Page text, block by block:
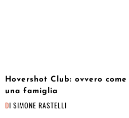
Hovershot Club: ovvero
una famiglia
DI SIMONE RASTELLI